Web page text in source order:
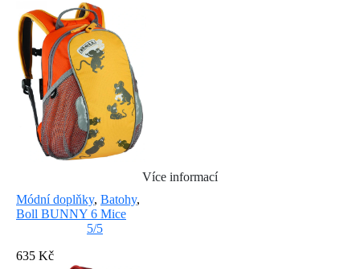
Více informací
Módní doplňky, Batohy,
Boll BUNNY 6 Mice
5/5
635 Kč